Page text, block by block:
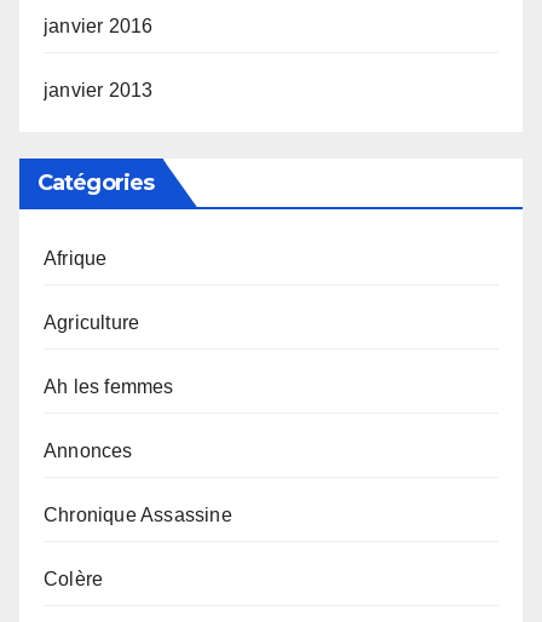
janvier 2016
janvier 2013
Catégories
Afrique
Agriculture
Ah les femmes
Annonces
Chronique Assassine
Colère